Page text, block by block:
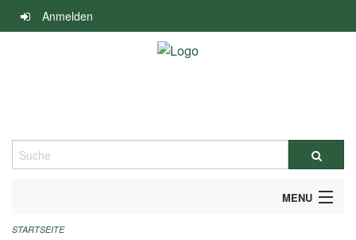
Navigation
überspringen
Anmelden
Suche
MENU
ALLGEMEINE INFORMATIONEN
STARTSEITE